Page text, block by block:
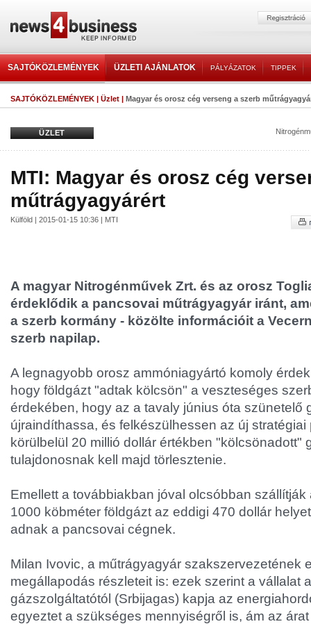
SAJTÓKÖZLEMÉNYEK ÜZLETI AJÁNLATOK PÁLYÁZATOK TIPPEK
SAJTÓKÖZLEMÉNYEK | Üzlet | Magyar és orosz cég verseng a szerb
ÜZLET
MTI: Magyar és orosz cég
műtrágyagyárért
Külföld | 2015-01-15 10:36 | MTI
A magyar Nitrogénművek Zrt. és az orosz
érdeklődik a pancsovai műtrágyagyár iránt,
a szerb kormány - közölte információit a
szerb napilap.
A legnagyobb orosz ammóniagyártó komoly
hogy földgázt "adtak kölcsön" a veszteséges
érdekében, hogy az a tavaly június óta szünetelő
újraindíthassa, és felkészülhessen az új stratégiai
körülbelül 20 millió dollár értékben "kölcsönadott"
tulajdonosnak kell majd törlesztenie.
Emellett a továbbiakban jóval olcsóbban szállítják
1000 köbméter földgázt az eddigi 470 dollár
adnak a pancsovai cégnek.
Milan Ivovic, a műtrágyagyár szakszervezetének
megállapodás részleteit is: ezek szerint a vállalat
gázszolgáltatótól (Srbijagas) kapja az
egyeztet a szükséges mennyiségről is, ám az